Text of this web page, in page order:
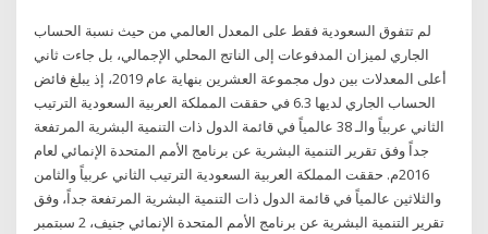
لم تتفوق السعودية فقط على المعدل العالمي من حيث نسبة الحساب
الجاري لميزان المدفوعات إلى الناتج المحلي الإجمالي، بل جاءت ثاني
أعلى المعدلات بين دول مجموعة العشرين بنهاية عام 2019، إذ يبلغ فائض
الحساب الجاري لديها 6.3 في حققت المملكة العربية السعودية الترتيب
الثاني عربياً والـ 38 عالمياً في قائمة الدول ذات التنمية البشرية المرتفعة
جداً وفق تقرير التنمية البشرية عن برنامج الأمم المتحدة الإنمائي لعام
2016م. حققت المملكة العربية السعودية الترتيب الثاني عربياً والثامن
والثلاثين عالمياً في قائمة الدول ذات التنمية البشرية المرتفعة جداً، وفق
تقرير التنمية البشرية عن برنامج الأمم المتحدة الإنمائي جنيف، 2 سبتمبر